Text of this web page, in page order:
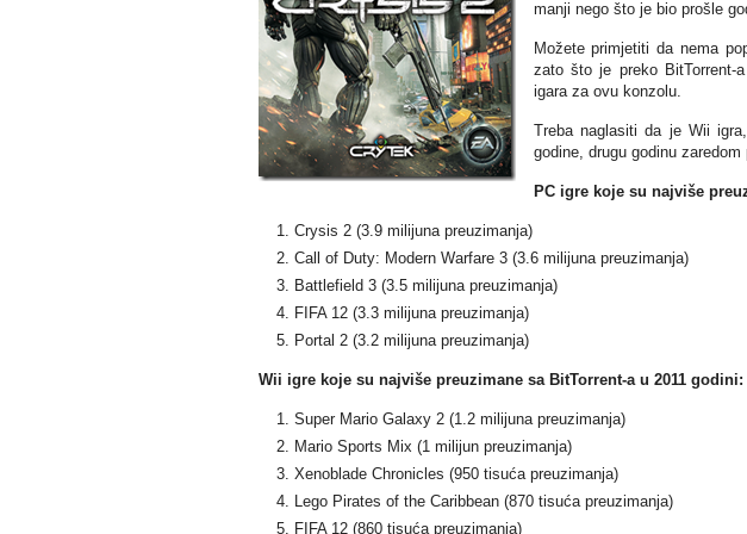
manji nego što je bio prošle
Možete primjetiti da nema
zato što je preko BitTorrent-
igara za ovu konzolu.
Treba naglasiti da je Wii
godine, drugu godinu
PC igre koje su najviše
Crysis 2 (3.9 milijuna preuzimanja)
Call of Duty: Modern Warfare 3 (3.6 milijuna preuzimanja)
Battlefield 3 (3.5 milijuna preuzimanja)
FIFA 12 (3.3 milijuna preuzimanja)
Portal 2 (3.2 milijuna preuzimanja)
Wii igre koje su najviše preuzimane sa BitTorrent-a u 2011 godini:
Super Mario Galaxy 2 (1.2 milijuna preuzimanja)
Mario Sports Mix (1 milijun preuzimanja)
Xenoblade Chronicles (950 tisuća preuzimanja)
Lego Pirates of the Caribbean (870 tisuća preuzimanja)
FIFA 12 (860 tisuća preuzimanja)